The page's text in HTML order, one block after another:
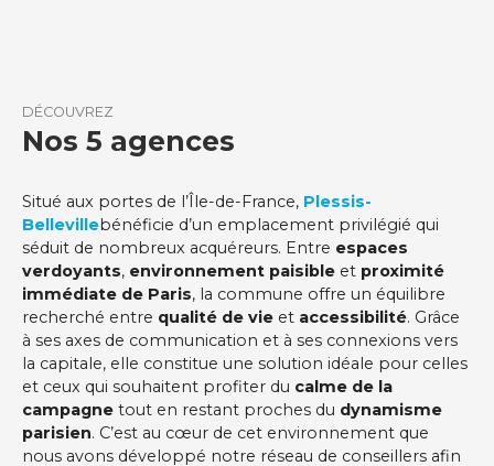
DÉCOUVREZ
Nos 5 agences
Situé aux portes de l’Île-de-France, Plessis-
Bellevillebénéficie d’un emplacement privilégié qui
séduit de nombreux acquéreurs. Entre espaces
verdoyants, environnement paisible et proximité
immédiate de Paris, la commune offre un équilibre
recherché entre qualité de vie et accessibilité. Grâce
à ses axes de communication et à ses connexions vers
la capitale, elle constitue une solution idéale pour celles
et ceux qui souhaitent profiter du calme de la
campagne tout en restant proches du dynamisme
parisien. C’est au cœur de cet environnement que
nous avons développé notre réseau de conseillers afin